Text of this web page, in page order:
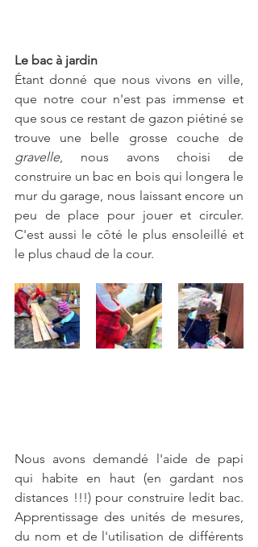
Le bac à jardin
Étant donné que nous vivons en ville,
que notre cour n'est pas immense et
que sous ce restant de gazon piétiné se
gravelle, nous avons choisi de
construire un bac en bois qui longera le
mur du garage, nous laissant encore un
peu de place pour jouer et circuler.
C'est aussi le côté le plus ensoleillé et
le plus chaud de la cour.
Nous avons demandé l'aide de papi
qui habite en haut (en gardant nos
distances !!!) pour construire ledit bac.
Apprentissage des unités de mesures,
du nom et de l'utilisation de différents